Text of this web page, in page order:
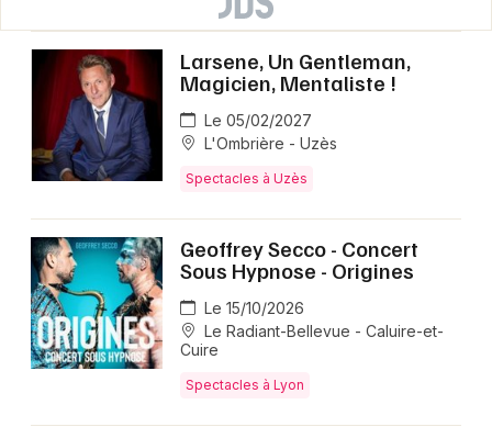
Larsene, Un Gentleman,
Magicien, Mentaliste !
Le 05/02/2027
L'Ombrière - Uzès
Spectacles à Uzès
Geoffrey Secco - Concert
Sous Hypnose - Origines
Le 15/10/2026
Le Radiant-Bellevue - Caluire-et-
Cuire
Spectacles à Lyon